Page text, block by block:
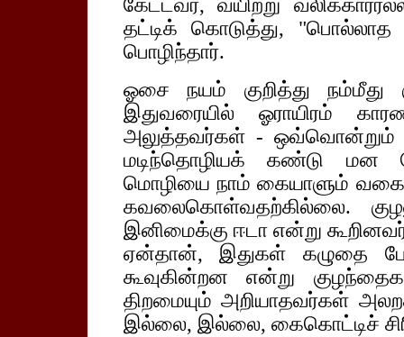
கேட்டவர், வயிற்று
தட்டிக் கொடுத்து,
பொழிந்தார்.
ஓசை நயம் குறித்து நம்மீது
இதுவரையில் ஓராயிரம்
அலுத்தவர்கள் - ஒவ்வொன்றும்
மடிந்தொழியக் கண்டு மன
மொழியை நாம் கையாளும் வகை
கவலைகொள்வதற்கில்லை.
இனிமைக்கு ஈடா என்று
ஏன்தான், இதுகள் கழுதை
கூவுகின்றன என்று
திறமையும் அறியாதவர்கள்
இல்லை, இல்லை, கைகொட்டிச்